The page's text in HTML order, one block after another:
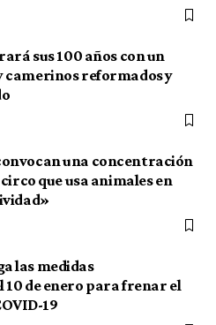
sus 100 años con un
camerinos reformados y
una concentración
que usa animales en
las medidas
de enero para frenar el
19